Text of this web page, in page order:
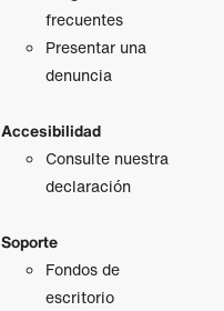
frecuentes
Presentar una
denuncia
Accesibilidad
Consulte nuestra
declaración
Soporte
Fondos de
escritorio